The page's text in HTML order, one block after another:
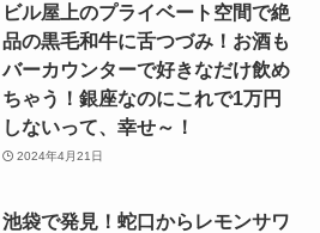
ビル屋上のプライベート空間で絶
品の黒毛和牛に舌つづみ！お酒も
バーカウンターで好きなだけ飲め
ちゃう！銀座なのにこれで1万円
しないって、幸せ～！
2024年4月21日
池袋で発見！蛇口からレモンサワ